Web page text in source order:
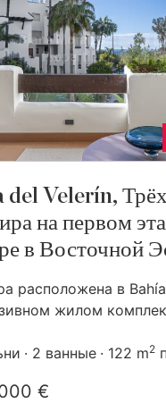
del Velerín,
на первом
в Восточной
расположена в
жилом
2 ванные 122 m2
€